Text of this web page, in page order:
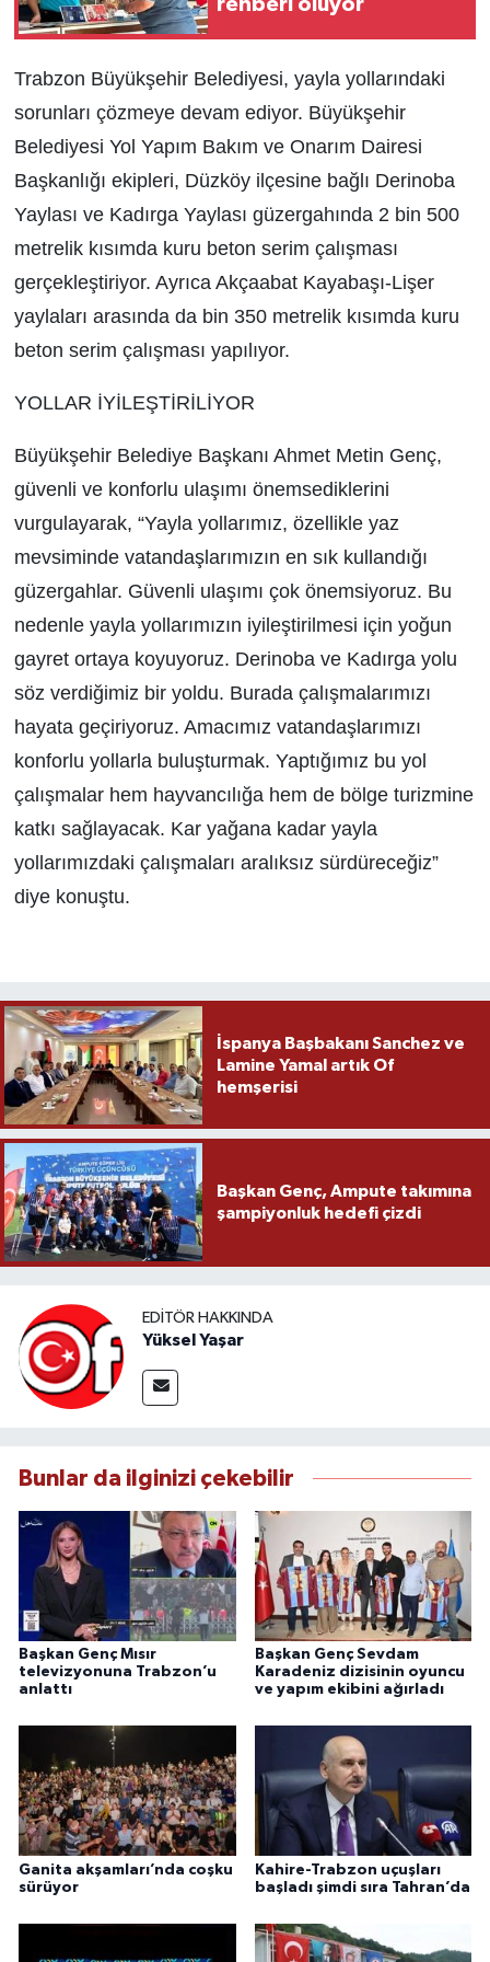
rehberi oluyor
Trabzon Büyükşehir Belediyesi, yayla yollarındaki
sorunları çözmeye devam ediyor. Büyükşehir
Belediyesi Yol Yapım Bakım ve Onarım Dairesi
Başkanlığı ekipleri, Düzköy ilçesine bağlı Derinoba
Yaylası ve Kadırga Yaylası güzergahında 2 bin 500
metrelik kısımda kuru beton serim çalışması
gerçekleştiriyor. Ayrıca Akçaabat Kayabaşı-Lişer
yaylaları arasında da bin 350 metrelik kısımda kuru
beton serim çalışması yapılıyor.
YOLLAR İYİLEŞTİRİLİYOR
Büyükşehir Belediye Başkanı Ahmet Metin Genç,
güvenli ve konforlu ulaşımı önemsediklerini
vurgulayarak, “Yayla yollarımız, özellikle yaz
mevsiminde vatandaşlarımızın en sık kullandığı
güzergahlar. Güvenli ulaşımı çok önemsiyoruz. Bu
nedenle yayla yollarımızın iyileştirilmesi için yoğun
gayret ortaya koyuyoruz. Derinoba ve Kadırga yolu
söz verdiğimiz bir yoldu. Burada çalışmalarımızı
hayata geçiriyoruz. Amacımız vatandaşlarımızı
konforlu yollarla buluşturmak. Yaptığımız bu yol
çalışmalar hem hayvancılığa hem de bölge turizmine
katkı sağlayacak. Kar yağana kadar yayla
yollarımızdaki çalışmaları aralıksız sürdüreceğiz”
diye konuştu.
İspanya Başbakanı Sanchez ve
Lamine Yamal artık Of
hemşerisi
Başkan Genç, Ampute takımına
şampiyonluk hedefi çizdi
EDITÖR HAKKINDA
Yüksel Yaşar
Bunlar da ilginizi çekebilir
Başkan Genç Mısır
televizyonuna Trabzon’u
anlattı
Başkan Genç Sevdam
Karadeniz dizisinin oyuncu
ve yapım ekibini ağırladı
Ganita akşamları’nda coşku
sürüyor
Kahire-Trabzon uçuşları
başladı şimdi sıra Tahran’da